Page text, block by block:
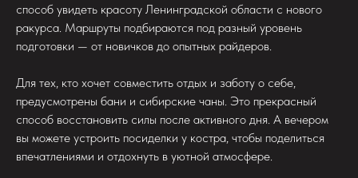
способ увидеть красоту Ленинградской области с нового
ракурса. Маршруты подбираются под разный уровень
подготовки — от новичков до опытных райдеров.
Для тех, кто хочет совместить отдых и заботу о себе,
предусмотрены бани и сибирские чаны. Это прекрасный
способ восстановить силы после активного дня. А вечером
вы можете устроить посиделки у костра, чтобы поделиться
впечатлениями и отдохнуть в уютной атмосфере.